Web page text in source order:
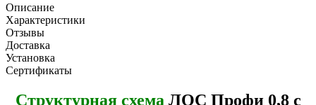
Описание
Характеристики
Отзывы
Доставка
Установка
Сертификаты
Структурная схема ЛОС Профи 0,8 с